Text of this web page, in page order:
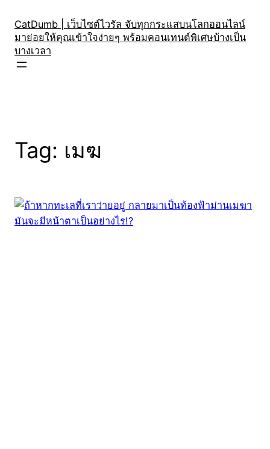
content
CatDumb | เว็บไซต์ไวรัล จับทุกกระแสบนโลกออนไลน์
มาย่อยให้คุณเข้าใจง่ายๆ พร้อมคอนเทนต์พิเศษบ้างเป็น
บางเวลา
Tag: เมฆ